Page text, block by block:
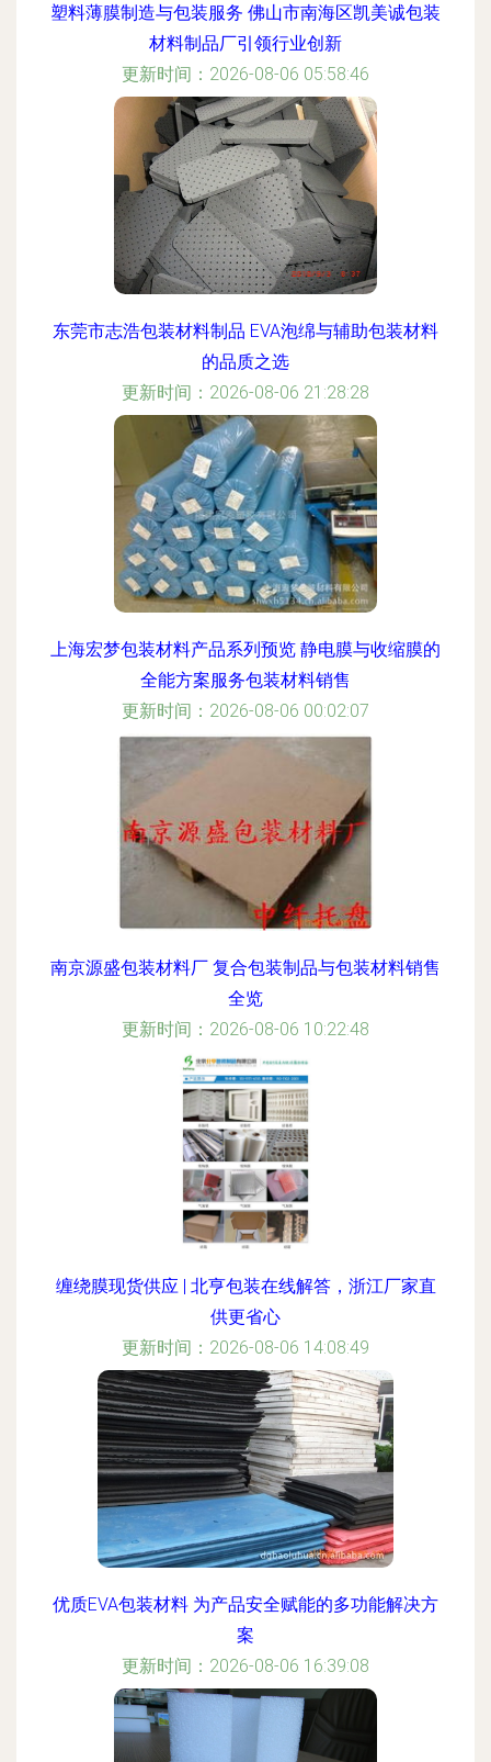
塑料薄膜制造与包装服务 佛山市南海区凯美诚包装
材料制品厂引领行业创新
更新时间：2026-08-06 05:58:46
东莞市志浩包装材料制品 EVA泡绵与辅助包装材料
的品质之选
更新时间：2026-08-06 21:28:28
上海宏梦包装材料产品系列预览 静电膜与收缩膜的
全能方案服务包装材料销售
更新时间：2026-08-06 00:02:07
南京源盛包装材料厂 复合包装制品与包装材料销售
全览
更新时间：2026-08-06 10:22:48
缠绕膜现货供应 | 北亨包装在线解答，浙江厂家直
供更省心
更新时间：2026-08-06 14:08:49
优质EVA包装材料 为产品安全赋能的多功能解决方
案
更新时间：2026-08-06 16:39:08